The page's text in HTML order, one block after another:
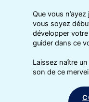
Que vous
vous soyez
développer
guider dans ce
Laissez naître
son de ce